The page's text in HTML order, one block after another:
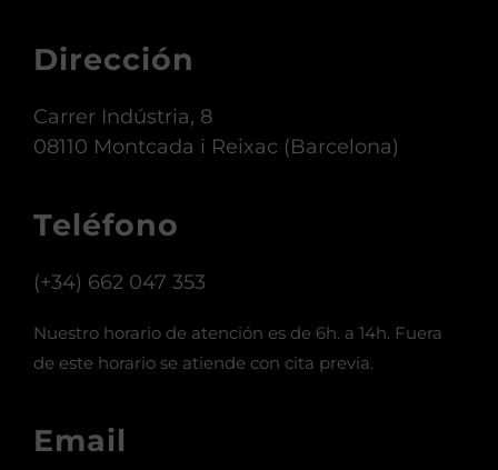
Dirección
Carrer Indústria, 8
08110 Montcada i Reixac (Barcelona)
Teléfono
(+34) 662 047 353
Nuestro horario de atención es de 6h. a 14h. Fuera
de este horario se atiende con cita previa.
Email